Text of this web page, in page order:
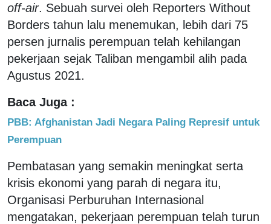
off-air. Sebuah survei oleh Reporters Without
Borders tahun lalu menemukan, lebih dari 75
persen jurnalis perempuan telah kehilangan
pekerjaan sejak Taliban mengambil alih pada
Agustus 2021.
Baca Juga :
PBB: Afghanistan Jadi Negara Paling Represif untuk
Perempuan
Pembatasan yang semakin meningkat serta
krisis ekonomi yang parah di negara itu,
Organisasi Perburuhan Internasional
mengatakan, pekerjaan perempuan telah turun